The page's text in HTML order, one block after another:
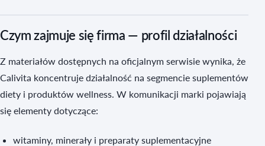
Czym zajmuje się firma — profil działalności
Z materiałów dostępnych na oficjalnym serwisie wynika, że
Calivita koncentruje działalność na segmencie suplementów
diety i produktów wellness. W komunikacji marki pojawiają
się elementy dotyczące:
witaminy, minerały i preparaty suplementacyjne